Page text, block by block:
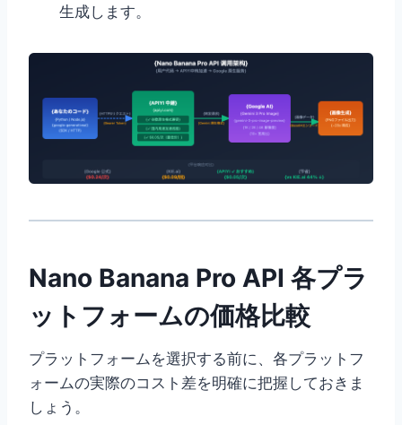
生成します。
Nano Banana Pro API 各プラ
ットフォームの価格比較
プラットフォームを選択する前に、各プラットフ
ォームの実際のコスト差を明確に把握しておきま
しょう。